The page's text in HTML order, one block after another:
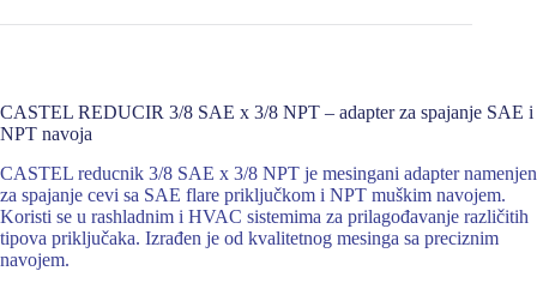
CASTEL REDUCIR 3/8 SAE x 3/8 NPT – adapter za spajanje SAE i
NPT navoja
CASTEL reducnik 3/8 SAE x 3/8 NPT je mesingani adapter namenjen
za spajanje cevi sa SAE flare priključkom i NPT muškim navojem.
Koristi se u rashladnim i HVAC sistemima za prilagođavanje različitih
tipova priključaka. Izrađen je od kvalitetnog mesinga sa preciznim
navojem.